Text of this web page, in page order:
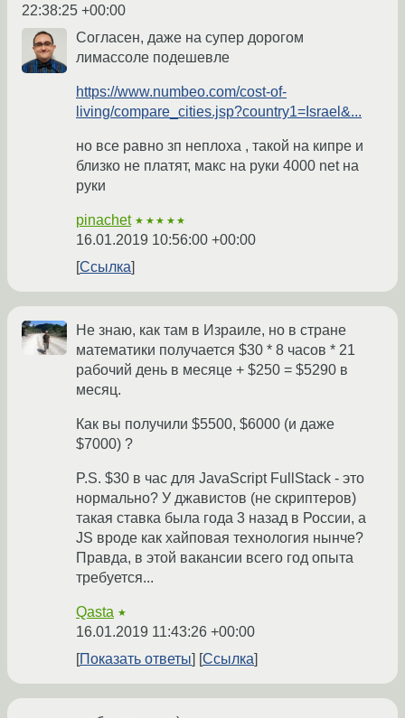
22:38:25 +00:00
Согласен, даже на супер дорогом
лимассоле подешевле
https://www.numbeo.com/cost-of-
living/compare_cities.jsp?country1=Israel&...
но все равно зп неплоха , такой на кипре и
близко не платят, макс на руки 4000 net на
руки
pinachet ★★★★★
16.01.2019 10:56:00 +00:00
Ссылка
Не знаю, как там в Израиле, но в стране
математики получается $30 * 8 часов * 21
рабочий день в месяце + $250 = $5290 в
месяц.
Как вы получили $5500, $6000 (и даже
$7000) ?
P.S. $30 в час для JavaScript FullStack - это
нормально? У джавистов (не скриптеров)
такая ставка была года 3 назад в России, а
JS вроде как хайповая технология нынче?
Правда, в этой вакансии всего год опыта
требуется...
Qasta ★
16.01.2019 11:43:26 +00:00
Показать ответы
Ссылка